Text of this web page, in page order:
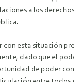
a los
con esta situación
dado que el
de poder